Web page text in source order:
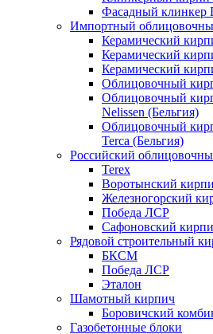
Фасадный клинкер
Импортный
Керамический
Керамический
Керамический
Облицовочный
Облицовочный
Nelissen (Бельгия)
Облицовочный
Terca (Бельгия)
Российский
Terex
Воротынский
Железногорский
Победа ЛСР
Сафоновский
Рядовой строительный
БКСМ
Победа ЛСР
Эталон
Шамотный кирпич
Боровичский
Газобетонные блоки